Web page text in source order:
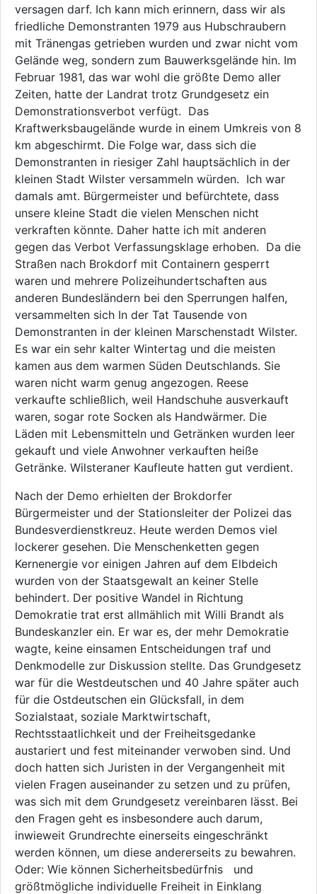
versagen darf. Ich kann mich erinnern, dass wir als
friedliche Demonstranten 1979 aus Hubschraubern
mit Tränengas getrieben wurden und zwar nicht vom
Gelände weg, sondern zum Bauwerksgelände hin. Im
Februar 1981, das war wohl die größte Demo aller
Zeiten, hatte der Landrat trotz Grundgesetz ein
Demonstrationsverbot verfügt. Das
Kraftwerksbaugelände wurde in einem Umkreis von 8
km abgeschirmt. Die Folge war, dass sich die
Demonstranten in riesiger Zahl hauptsächlich in der
kleinen Stadt Wilster versammeln würden. Ich war
damals amt. Bürgermeister und befürchtete, dass
unsere kleine Stadt die vielen Menschen nicht
verkraften könnte. Daher hatte ich mit anderen
gegen das Verbot Verfassungsklage erhoben. Da die
Straßen nach Brokdorf mit Containern gesperrt
waren und mehrere Polizeihundertschaften aus
anderen Bundesländern bei den Sperrungen halfen,
versammelten sich In der Tat Tausende von
Demonstranten in der kleinen Marschenstadt Wilster.
Es war ein sehr kalter Wintertag und die meisten
kamen aus dem warmen Süden Deutschlands. Sie
waren nicht warm genug angezogen. Reese
verkaufte schließlich, weil Handschuhe ausverkauft
waren, sogar rote Socken als Handwärmer. Die
Läden mit Lebensmitteln und Getränken wurden leer
gekauft und viele Anwohner verkauften heiße
Getränke. Wilsteraner Kaufleute hatten gut verdient.
Nach der Demo erhielten der Brokdorfer
Bürgermeister und der Stationsleiter der Polizei das
Bundesverdienstkreuz. Heute werden Demos viel
lockerer gesehen. Die Menschenketten gegen
Kernenergie vor einigen Jahren auf dem Elbdeich
wurden von der Staatsgewalt an keiner Stelle
behindert. Der positive Wandel in Richtung
Demokratie trat erst allmählich mit Willi Brandt als
Bundeskanzler ein. Er war es, der mehr Demokratie
wagte, keine einsamen Entscheidungen traf und
Denkmodelle zur Diskussion stellte. Das Grundgesetz
war für die Westdeutschen und 40 Jahre später auch
für die Ostdeutschen ein Glücksfall, in dem
Sozialstaat, soziale Marktwirtschaft,
Rechtsstaatlichkeit und der Freiheitsgedanke
austariert und fest miteinander verwoben sind. Und
doch hatten sich Juristen in der Vergangenheit mit
vielen Fragen auseinander zu setzen und zu prüfen,
was sich mit dem Grundgesetz vereinbaren lässt. Bei
den Fragen geht es insbesondere auch darum,
inwieweit Grundrechte einerseits eingeschränkt
werden können, um diese andererseits zu bewahren.
Oder: Wie können Sicherheitsbedürfnis und
größtmögliche individuelle Freiheit in Einklang